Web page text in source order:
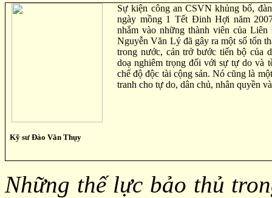
Kỹ sư Đào Văn Thụy
Sự kiện công an CSVN khủng bố,
ngày mồng 1 Tết Đinh Hợi năm
nhắm vào những thành viên của
Nguyễn Văn Lý đã gây ra một số tổn
trong nước, cản trở bước tiến bộ của
doạ nghiêm trọng đối với sự tự do và
chế độ độc tài cộng sản. Nó cũng là
tranh cho tự do, dân chủ, nhân quyền
Những thế lực bảo thủ